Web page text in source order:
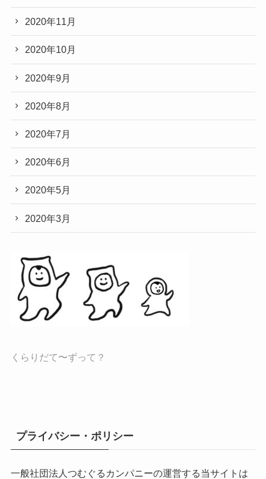
2020年11月
2020年10月
2020年9月
2020年8月
2020年7月
2020年6月
2020年5月
2020年3月
くらりだて〜ずって？
プライバシー・ポリシー
一般社団法人つむぐるカンパニーの運営する当サイトは